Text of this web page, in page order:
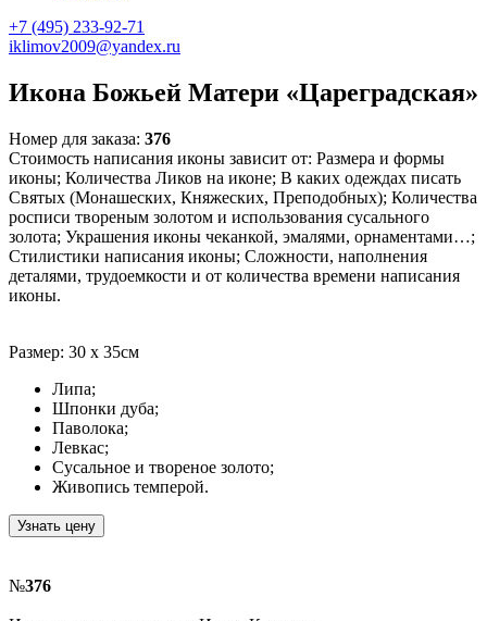
+7 (495) 233-92-71
iklimov2009@yandex.ru
Икона Божьей Матери «Цареградская»
Номер для заказа: 376
Стоимость написания иконы зависит от: Размера и формы
иконы; Количества Ликов на иконе; В каких одеждах писать
Святых (Монашеских, Княжеских, Преподобных); Количества
росписи твореным золотом и использования сусального
золота; Украшения иконы чеканкой, эмалями, орнаментами…;
Стилистики написания иконы; Сложности, наполнения
деталями, трудоемкости и от количества времени написания
иконы.
Размер: 30 х 35см
Липа;
Шпонки дуба;
Паволока;
Левкас;
Сусальное и твореное золото;
Живопись темперой.
Узнать цену
№376